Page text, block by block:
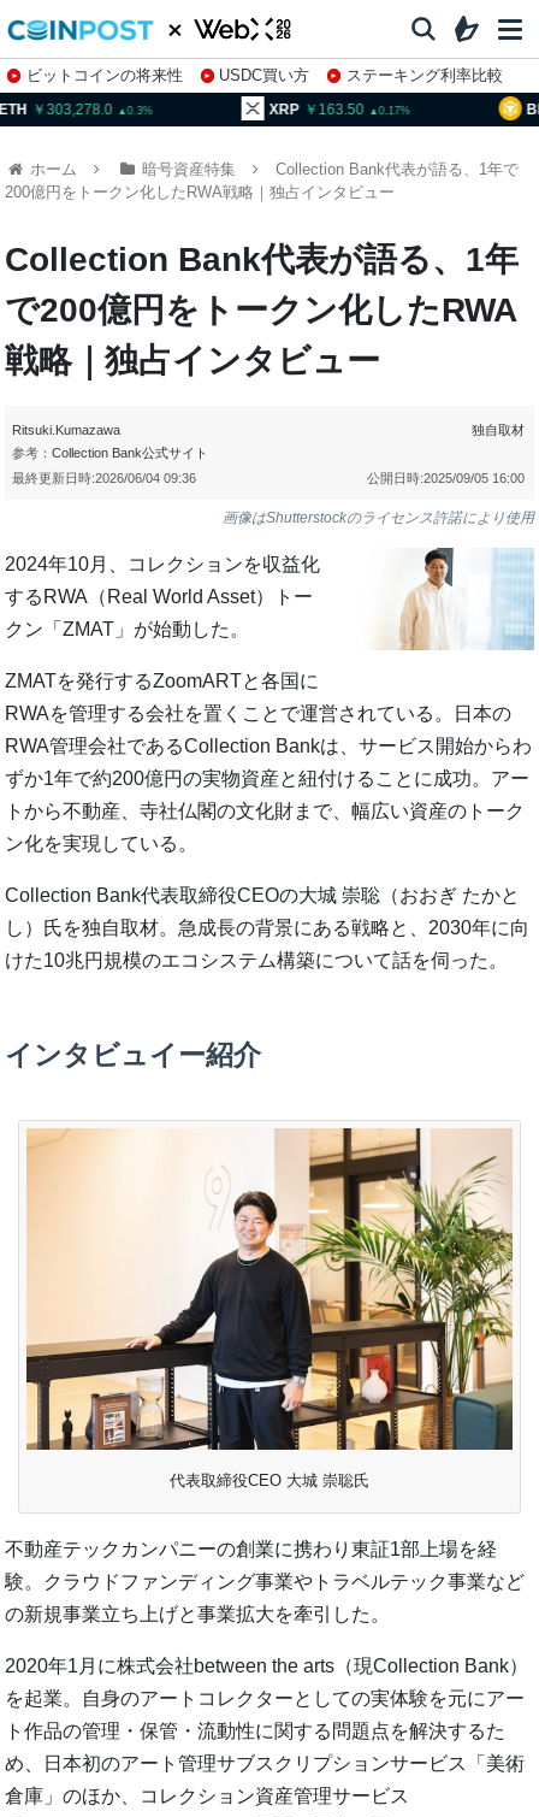
ビットコインの将来性 USDC買い方
ステーキング利率比較
株特集・関連銘柄
0.3 163.50 0.17 BNB
ホーム 暗号資産特集
Collection Bank代表が語る、1年で
200億円をトークン化したRWA戦略｜独占インタビュー
Collection Bank代表が語る、1年
で200億円をトークン化したRWA
戦略｜独占インタビュー
Ritsuki.Kumazawa
参考： Collection Bank公式サイト
独自取材
公開日時:2025/09/05 16:00
最終更新日時:2026/06/04 09:36
画像はShutterstockのライセンス許諾により使用
2024年10月、コレクションを収益化
するRWA（Real World Asset）トー
クン「ZMAT」が始動した。
ZMATを発行するZoomARTと各国に
RWAを管理する会社を置くことで運営されている。日本の
RWA管理会社であるCollection Bankは、サービス開始からわ
ずか1年で約200億円の実物資産と紐付けることに成功。アー
トから不動産、寺社仏閣の文化財まで、幅広い資産のトーク
ン化を実現している。
Collection Bank代表取締役CEOの大城 崇聡（おおぎ たかと
し）氏を独自取材。急成長の背景にある戦略と、2030年に向
けた10兆円規模のエコシステム構築について話を伺った。
インタビュイー紹介
代表取締役CEO 大城 崇聡氏
不動産テックカンパニーの創業に携わり東証1部上場を経
験。クラウドファンディング事業やトラベルテック事業など
の新規事業立ち上げと事業拡大を牽引した。
2020年1月に株式会社between the arts（現Collection Bank）
を起業。自身のアートコレクターとしての実体験を元にアー
ト作品の管理・保管・流動性に関する問題点を解決するた
め、日本初のアート管理サブスクリプションサービス「美術
倉庫」のほか、コレクション資産管理サービス